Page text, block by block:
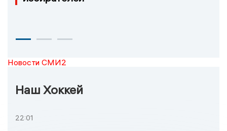
Новости СМИ2
Наш Хоккей
22:01